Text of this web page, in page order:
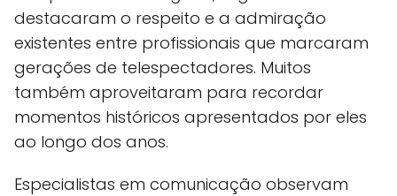
destacaram o respeito e a admiração
existentes entre profissionais que marcaram
gerações de telespectadores. Muitos
também aproveitaram para recordar
momentos históricos apresentados por eles
ao longo dos anos.
Especialistas em comunicação observam